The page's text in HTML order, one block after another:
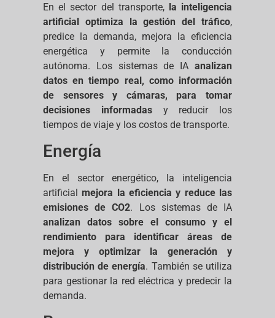
En el sector del transporte,la inteligencia
artificial optimiza la gestión del tráfico,
predice la demanda, mejora la eficiencia
energética y permite la conducción
autónoma. Los sistemas de IA analizan
datos en tiempo real, como información
de sensores y cámaras, para tomar
decisiones informadas y reducir los
tiempos de viaje y los costos de transporte.
Energía
En el sector energético, la inteligencia
artificial mejora la eficiencia y reduce las
emisiones de CO2. Los sistemas de IA
analizan datos sobre el consumo y el
rendimiento para identificar áreas de
mejora y optimizar la generación y
distribución de energía. También se utiliza
para gestionar la red eléctrica y predecir la
demanda.